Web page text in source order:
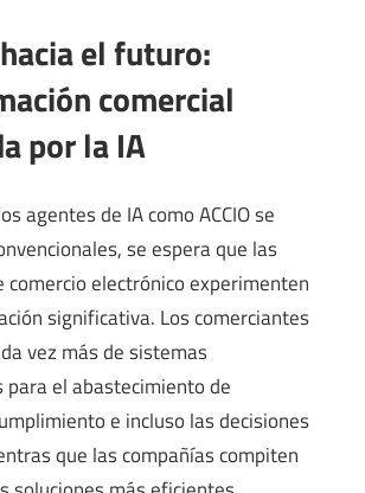
el futuro:
comercial
por la IA
agentes de IA como ACCIO se
se espera que las
comercio electrónico experimenten
significativa. Los comerciantes
vez más de sistemas
el abastecimiento de
e incluso las decisiones
que las compañías compiten